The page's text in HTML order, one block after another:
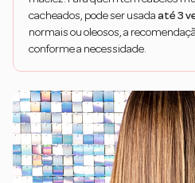
cacheados, pode ser usada até 3
normais ou oleosos, a
conforme a necessidade.